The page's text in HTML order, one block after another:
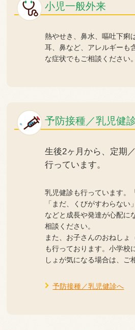
小児一般外来
熱やせき、鼻水、嘔吐下痢
耳、鼻など、アレルギーも
な症状でもご相談ください。
予防接種／乳児健
生後2ヶ月から、定期
行っています。
乳児健診も行っています。
「まだ、くびがすわらない
などと成長や発達が心配に
相談ください。
また、お子さんのおねしょ
も行っております。小学校
しょが気になる場合は、ご
予防接種／乳児健診へ